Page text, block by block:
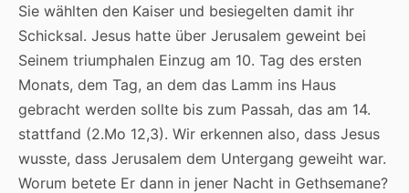
Sie wählten den Kaiser und besiegelten damit ihr
Schicksal. Jesus hatte über Jerusalem geweint bei
Seinem triumphalen Einzug am 10. Tag des ersten
Monats, dem Tag, an dem das Lamm ins Haus
gebracht werden sollte bis zum Passah, das am 14.
stattfand (2.Mo 12,3). Wir erkennen also, dass Jesus
wusste, dass Jerusalem dem Untergang geweiht war.
Worum betete Er dann in jener Nacht in Gethsemane?